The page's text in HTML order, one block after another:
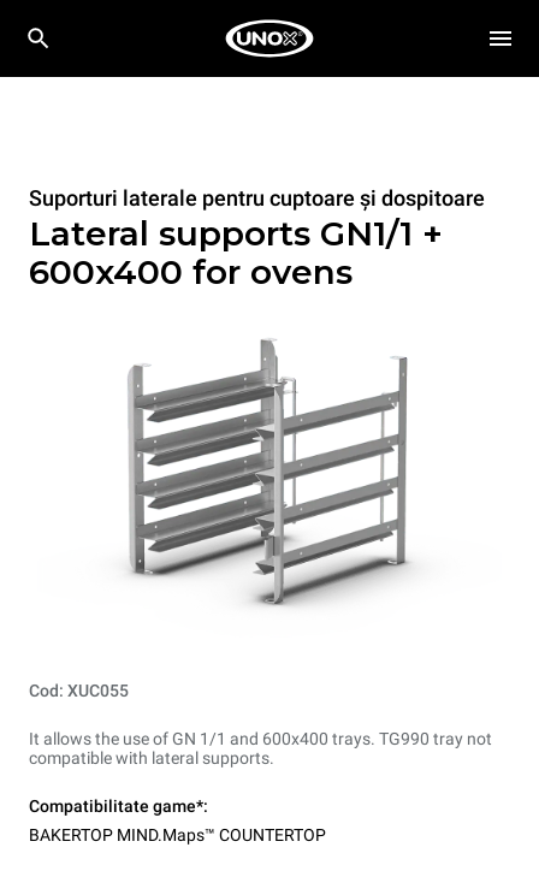
Suporturi laterale pentru cuptoare și dospitoare
Lateral supports GN1/1 +
600x400 for ovens
Cod: XUC055
It allows the use of GN 1/1 and 600x400 trays. TG990 tray not
compatible with lateral supports.
Compatibilitate game*:
BAKERTOP MIND.Maps™ COUNTERTOP